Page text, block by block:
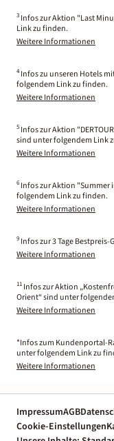
3 Infos zur Aktion "Last
Link zu finden.
Weitere Informationen
4 Infos zu unseren Hotels
folgendem Link zu finden.
Weitere Informationen
5 Infos zur Aktion
sind unter folgendem Link
Weitere Informationen
6 Infos zur Aktion "Summer
folgendem Link zu finden.
Weitere Informationen
9 Infos zur 3 Tage
Weitere Informationen
11 Infos zur Aktion
Orient“ sind unter
Weitere Informationen
*Infos zum Kundenportal-
unter folgendem Link zu
Weitere Informationen
ImpressumAGB
Cookie-Einstellungen